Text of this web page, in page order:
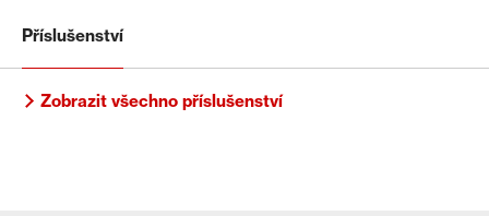
Příslušenství
Zobrazit všechno příslušenství